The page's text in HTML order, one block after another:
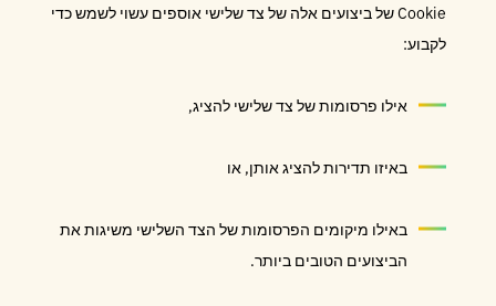
Cookie של ביצועים אלה של צד שלישי אוספים עשוי לשמש כדי
לקבוע:
אילו פרסומות של צד שלישי להציג,
באיזו תדירות להציג אותן, או
באילו מיקומים הפרסומות של הצד השלישי משיגות את
הביצועים הטובים ביותר.